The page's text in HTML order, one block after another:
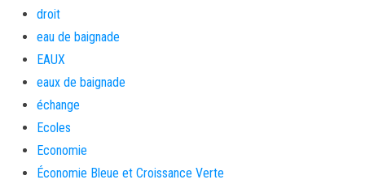
droit
eau de baignade
EAUX
eaux de baignade
échange
Ecoles
Economie
Économie Bleue et Croissance Verte